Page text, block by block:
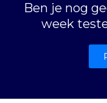
Ben je nog
week